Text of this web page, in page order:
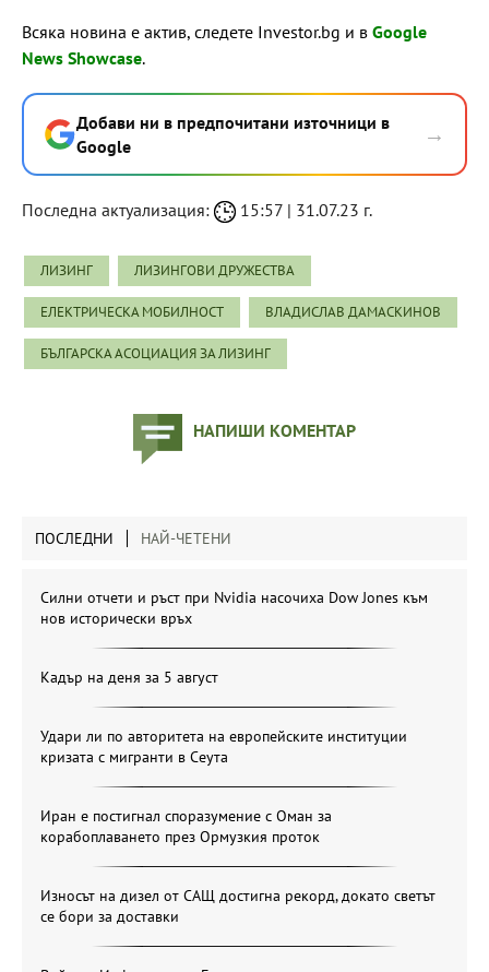
Всяка новина е актив, следете Investor.bg и в Google
News Showcase.
Добави ни в предпочитани източници в
Google
→
Последна актуализация: 15:57 | 31.07.23 г.
ЛИЗИНГ ЛИЗИНГОВИ ДРУЖЕСТВА
ЕЛЕКТРИЧЕСКА МОБИЛНОСТ ВЛАДИСЛАВ ДАМАСКИНОВ
БЪЛГАРСКА АСОЦИАЦИЯ ЗА ЛИЗИНГ
НАПИШИ КОМЕНТАР
ПОСЛЕДНИ НАЙ-ЧЕТЕНИ
Силни отчети и ръст при Nvidia насочиха Dow Jones към
нов исторически връх
Кадър на деня за 5 август
Удари ли по авторитета на европейските институции
кризата с мигранти в Сеута
Иран е постигнал споразумение с Оман за
корабоплаването през Ормузкия проток
Износът на дизел от САЩ достигна рекорд, докато светът
се бори за доставки